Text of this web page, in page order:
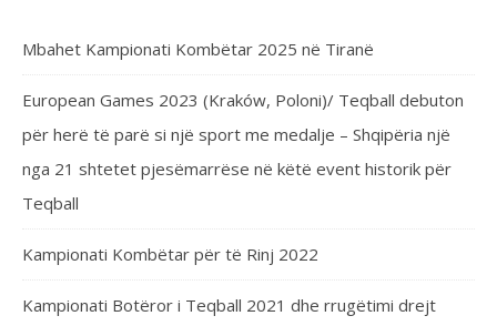
Mbahet Kampionati Kombëtar 2025 në Tiranë
European Games 2023 (Kraków, Poloni)/ Teqball debuton
për herë të parë si një sport me medalje – Shqipëria një
nga 21 shtetet pjesëmarrëse në këtë event historik për
Teqball
Kampionati Kombëtar për të Rinj 2022
Kampionati Botëror i Teqball 2021 dhe rrugëtimi drejt